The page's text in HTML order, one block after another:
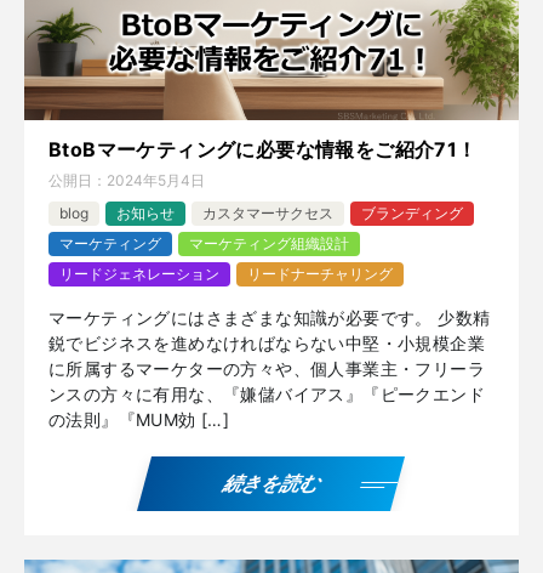
BtoBマーケティングに必要な情報をご紹介71！
公開日： 2024年5月4日
blog
お知らせ カスタマーサクセス
ブランディング
マーケティング
マーケティング組織設計
リードジェネレーション
リードナーチャリング
マーケティングにはさまざまな知識が必要です。 少数精
鋭でビジネスを進めなければならない中堅・小規模企業
に所属するマーケターの方々や、個人事業主・フリーラ
ンスの方々に有用な、『嫌儲バイアス』『ピークエンド
の法則』『MUM効 […]
続きを読む